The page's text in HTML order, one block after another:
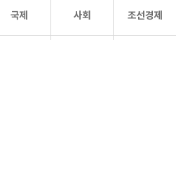
국제 사회 조선경제